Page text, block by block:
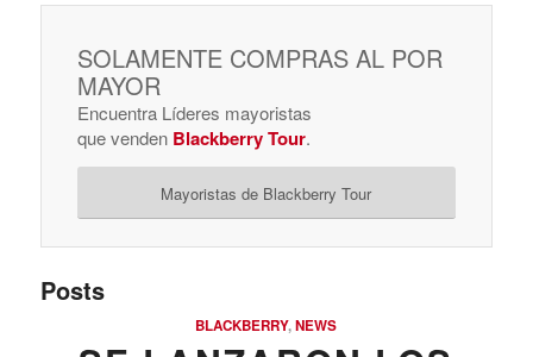
SOLAMENTE COMPRAS AL POR
MAYOR
Encuentra Líderes mayoristas
que venden Blackberry Tour.
Mayoristas de Blackberry Tour
Posts
BLACKBERRY,NEWS